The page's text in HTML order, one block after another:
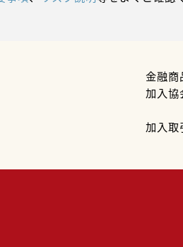
金融
加入協
加入取